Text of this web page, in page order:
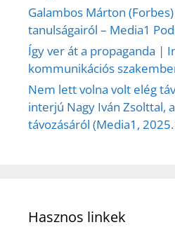
Galambos Márton
tanulságairól – Media1
Így ver át a propaganda |
kommunikációs
Nem lett volna volt elég
interjú Nagy Iván Zsolttal,
távozásáról (Media1,
Hasznos linkek